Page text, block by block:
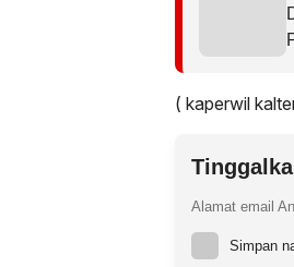
( kaperwil
Alamat email
Simpan